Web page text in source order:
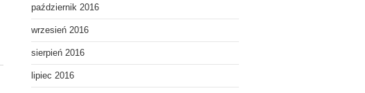
październik 2016
wrzesień 2016
sierpień 2016
lipiec 2016